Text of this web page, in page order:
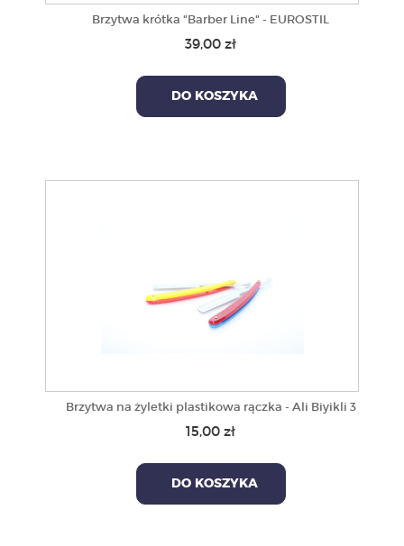
Brzytwa krótka "Barber Line" - EUROSTIL
39,00 zł
DO KOSZYKA
Brzytwa na żyletki plastikowa rączka - Ali Biyikli 3
15,00 zł
DO KOSZYKA